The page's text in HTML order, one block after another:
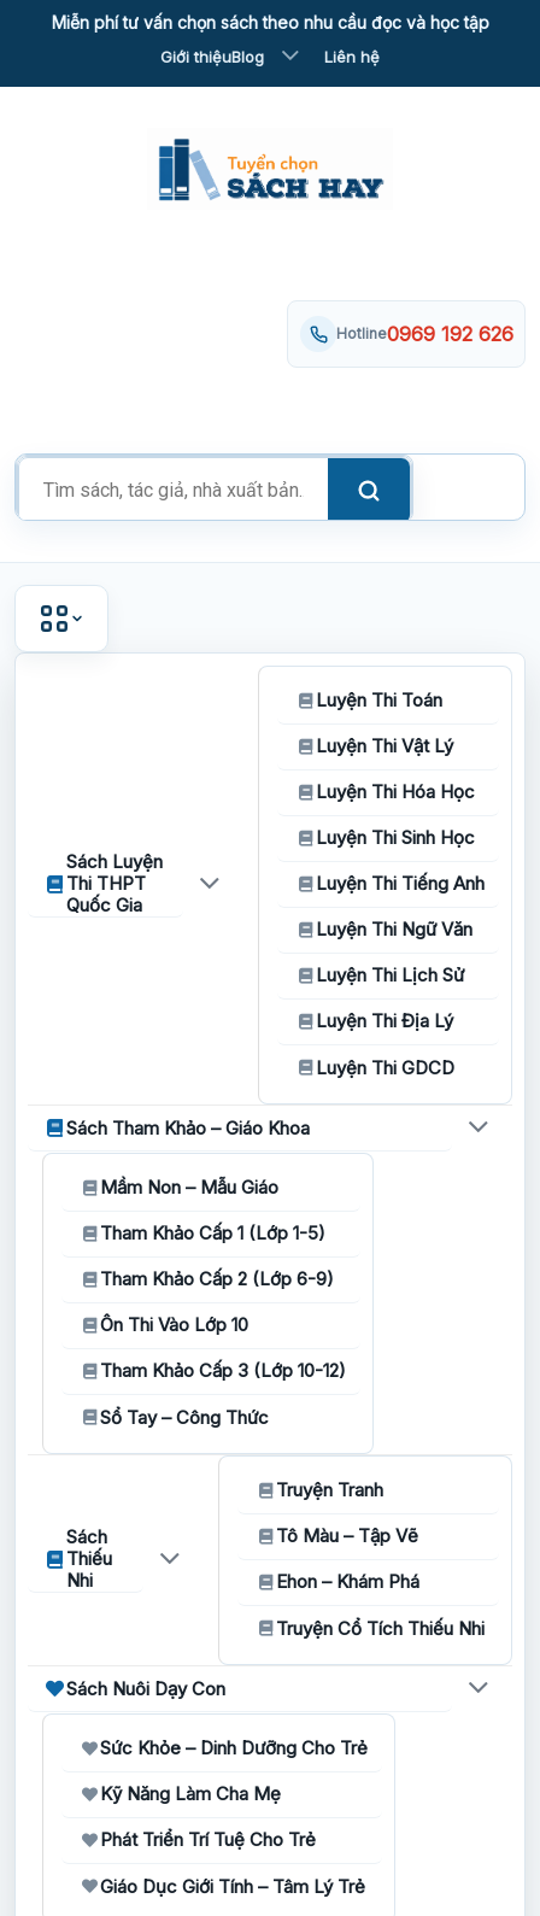
Miễn phí tư vấn chọn sách theo nhu cầu đọc và học tập
Giới thiệuBlog Liên hệ
Tìm
kiếm
phẩm
Hotline0969 192 626
Sách Luyện
Thi THPT
Quốc Gia
Luyện Thi Toán
Luyện Thi Vật Lý
Luyện Thi Hóa Học
Luyện Thi Sinh Học
Luyện Thi Tiếng Anh
Luyện Thi Ngữ Văn
Luyện Thi Lịch Sử
Luyện Thi Địa Lý
Luyện Thi GDCD
Sách Tham Khảo – Giáo Khoa
Mầm Non – Mẫu Giáo
Tham Khảo Cấp 1 (Lớp 1-5)
Tham Khảo Cấp 2 (Lớp 6-9)
Ôn Thi Vào Lớp 10
Tham Khảo Cấp 3 (Lớp 10-12)
Sổ Tay – Công Thức
Sách
Thiếu
Nhi
Truyện Tranh
Tô Màu – Tập Vẽ
Ehon – Khám Phá
Truyện Cổ Tích Thiếu Nhi
Sách Nuôi Dạy Con
Sức Khỏe – Dinh Dưỡng Cho Trẻ
Kỹ Năng Làm Cha Mẹ
Phát Triển Trí Tuệ Cho Trẻ
Giáo Dục Giới Tính – Tâm Lý Trẻ